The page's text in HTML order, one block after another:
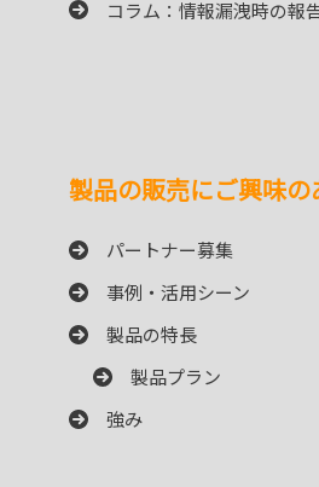
コラム：情報漏洩時の報
製品の販売にご興味の
パートナー募集
事例・活用シーン
製品の特長
製品プラン
強み